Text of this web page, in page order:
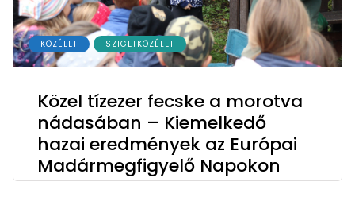
KÖZÉLET SZIGETKÖZÉLET
Közel tízezer fecske a morotva
nádasában – Kiemelkedő
hazai eredmények az Európai
Madármegfigyelő Napokon